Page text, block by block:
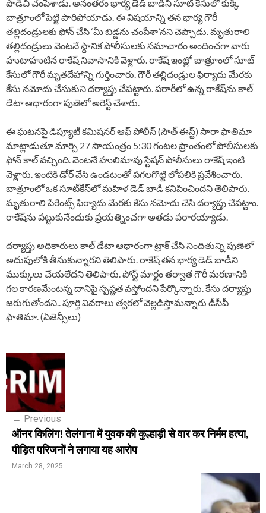
పొడిచి చంపేశాడు. అనంతరం భార్య డెడ్ బాడీని సూట్ కేసులో కుక్కి
బాత్రూంలో పెట్టి పారిపోయాడు. ఈ విషయాన్ని తన భార్య గౌరీ
తల్లిదండ్రులకు ఫోన్ చేసి ‘మీ బిడ్డను చంపేశా’నని చెప్పాడు. మృతురాలి
తల్లిదండ్రులు వెంటనే స్థానిక పోలీసులకు సమాచారం అందించగా వారు
హుటాహుటిన రాకేష్ నివాసానికి వెళ్లారు. రాకేష్ ఇంట్లో బాత్రూంలో సూట్
కేసులో గౌరీ మృతదేహాన్ని గుర్తించారు. గౌరీ తల్లిదండ్రుల ఫిర్యాదు మేరకు
కేసు నమోదు చేసుకుని దర్యాప్తు చేపట్టారు. పరారీలో ఉన్న రాకేష్‎ను కాల్
డేటా ఆధారంగా పుణెలో అరెస్ట్ చేశారు.
ఈ ఘటనపై డిప్యూటీ కమిషనర్ ఆఫ్ పోలీస్ (సౌత్ ఈస్ట్) సారా ఫాతిమా
మాట్లాడుతూ మార్చి 27 సాయంత్రం 5:30 గంటల ప్రాంతంలో పోలీసులకు
ఫోన్ కాల్ వచ్చింది. వెంటనే హులిమావు స్టేషన్ పోలీసులు రాకేష్ ఇంటి
వెళ్లారు. ఇంటికి డోర్ వేసి ఉండటంతో పగలగొట్టి లోపలికి ప్రవేశించారు.
బాత్రూంలో ఒక సూట్‌కేస్‎లో మహిళ డెడ్ బాడీ కనిపించిందని తెలిపారు.
మృతురాలి పేరేంట్స్ ఫిర్యాదు మేరకు కేసు నమోదు చేసి దర్యాప్తు చేపట్టాం.
రాకేష్‎ను పట్టుకునేందుకు ప్రయత్నించగా అతడు పరారయ్యాడు.
దర్యాప్తు అధికారులు కాల్ డేటా ఆధారంగా ట్రాక్ చేసి నిందితున్ని పుణెలో
అదుపులోకి తీసుకున్నారని తెలిపారు. రాకేష్ తన భార్య డెడ్ బాడీని
ముక్కులు చేయలేదని తెలిపారు. పోస్ట్ మార్టం తర్వాత గౌరీ మరణానికి
గల కారణమేంటన్న దానిపై స్పష్టత వస్తోందని పేర్కొన్నారు. కేసు దర్యాప్తు
జరుగుతోందని.. పూర్తి వివరాలు త్వరలో వెల్లడిస్తామన్నారు డీసీపీ
ఫాతిమా. (ఏజెన్సీలు)
P
o
n
a
← Previous
ऑनर किलिंग! तेलंगाना में युवक की कुल्हाड़ी से वार कर निर्मम हत्या,
पीड़ित परिजनों ने लगाया यह आरोप
March 28, 2025